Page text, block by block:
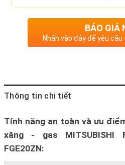
BÁO GIÁ
Nhấn vào đây để yêu
Thông tin chi tiết
Tính năng an toàn và ưu
xăng - gas MITSUBISHI
FGE20ZN: